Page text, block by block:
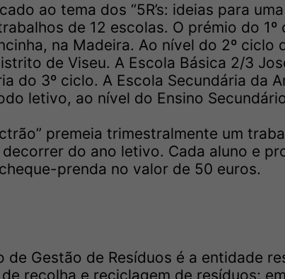
ao tema dos “5R’s: ideias para
de 12 escolas. O prémio do
na Madeira. Ao nível do 2º ciclo
de Viseu. A Escola Básica 2/3
do 3º ciclo. A Escola Secundária da
letivo, ao nível do Ensino
premeia trimestralmente um
do ano letivo. Cada aluno e
prenda no valor de 50 euros.
de Gestão de Resíduos é a entidade
recolha e reciclagem de resíduos: